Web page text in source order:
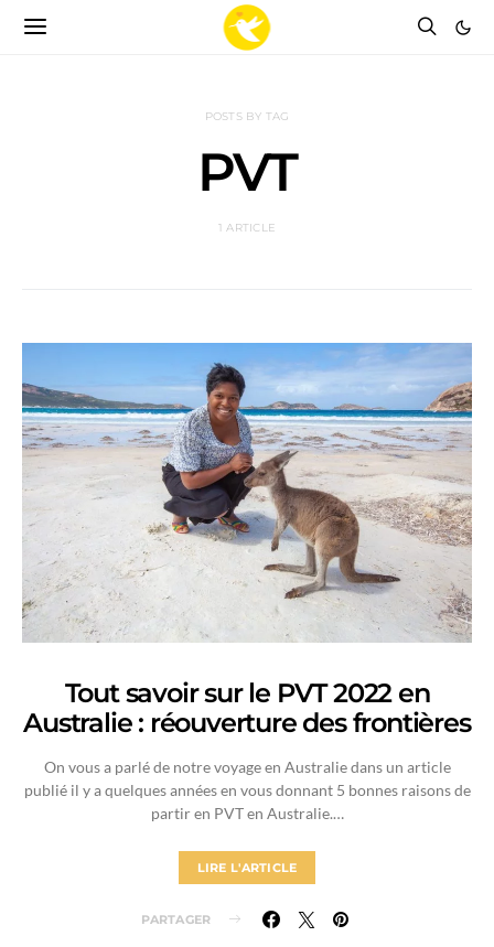
POSTS BY TAG
PVT
1 ARTICLE
Tout savoir sur le PVT 2022 en
Australie : réouverture des frontières
On vous a parlé de notre voyage en Australie dans un article
publié il y a quelques années en vous donnant 5 bonnes raisons de
partir en PVT en Australie.…
LIRE L'ARTICLE
PARTAGER